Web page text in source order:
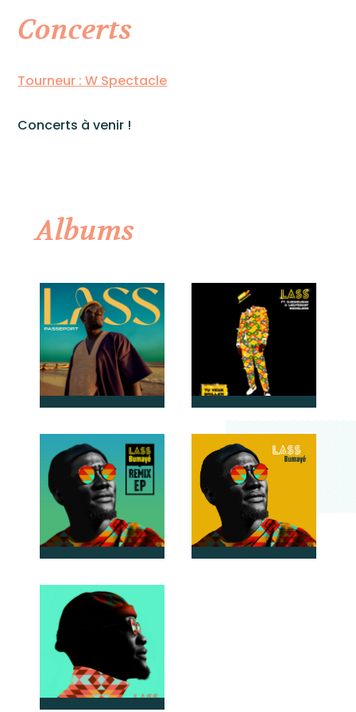
Concerts
Tourneur : W Spectacle
Concerts à venir !
Albums